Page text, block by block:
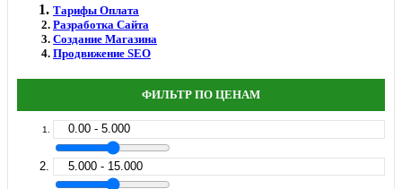
Тарифы Оплата
Разработка Сайта
Создание Магазина
Продвижение SEO
ФИЛЬТР ПО ЦЕНАМ
0.00 - 5.000
5.000 - 15.000